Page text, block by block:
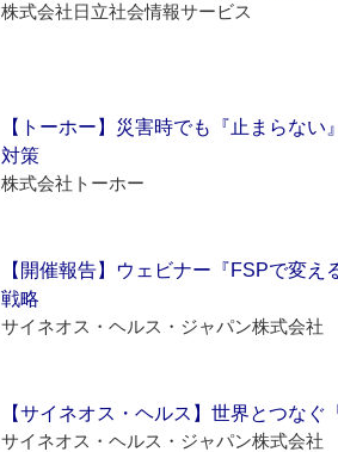
株式会社日立社会情報サービス
【トーホー】災害時でも『止まらな
対策
株式会社トーホー
【開催報告】ウェビナー『FSPで変
戦略
サイネオス・ヘルス・ジャパン株式会社
【サイネオス・ヘルス】世界とつな
サイネオス・ヘルス・ジャパン株式会社